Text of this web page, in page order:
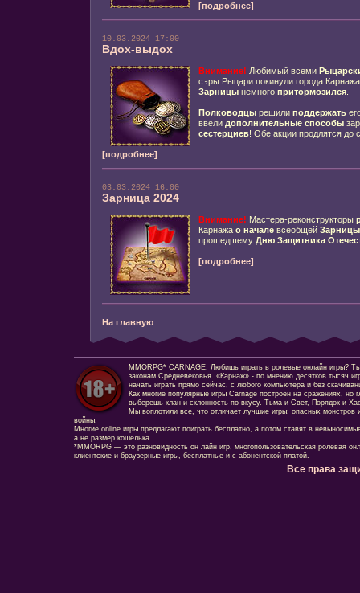
[подробнее]
10.03.2024 17:00
Вдох-выдох
Внимание! Любимый всеми
сэры Рыцари покинули города
Зарницынемного притормозился.
Полководцырешили поддержать
ввели дополнительные способы
сестерциев! Обе акции продлятся до
[подробнее]
03.03.2024 16:00
Зарница 2024
Внимание! Мастера-реконструкторы
Карнажа о началевсеобщей Зарницы
прошедшему Дню Защитника
[подробнее]
На главную
MMORPG* CARNAGE. Любишь играть в ролевые онлайн игры?
законам Средневековья. «Карнаж» - по мнению десятков тысяч
начать играть прямо сейчас, с любого компьютера и без
Как многие популярные игры Carnage построен на сражениях, но
выберешь клан и склонность по вкусу. Тьма и Свет, Порядок и
Мы воплотили все, что отличает лучшие игры: опасных монстров
войны.
Многие online игры предлагают поиграть бесплатно, а потом ставят в
а не размер кошелька.
*MMORPG — это разновидность он лайн игр, многопользовательская ролевая
клиентские и браузерные игры, бесплатные и с абонентской платой.
Все права